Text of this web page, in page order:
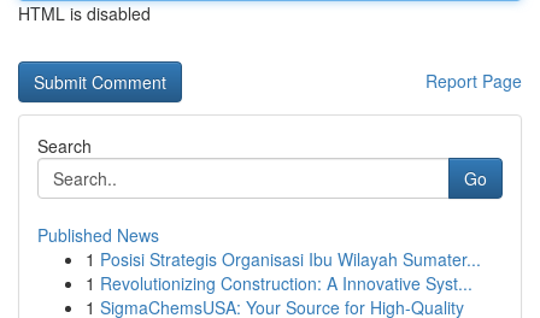
HTML is disabled
Report Page
Search
Go
Published News
1 Posisi Strategis Organisasi Ibu Wilayah Sumater...
1 Revolutionizing Construction: A Innovative Syst...
1 SigmaChemsUSA: Your Source for High-Quality